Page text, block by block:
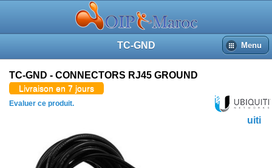
TC-GND Menu
Ubiquiti
TC-GND - CONNECTORS RJ45 GROUND
Livraison en 7 jours
Evaluer ce produit.